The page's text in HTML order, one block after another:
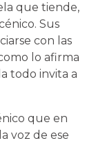
que tiende,
Sus
con las
lo afirma
todo invita a
que en
voz de ese